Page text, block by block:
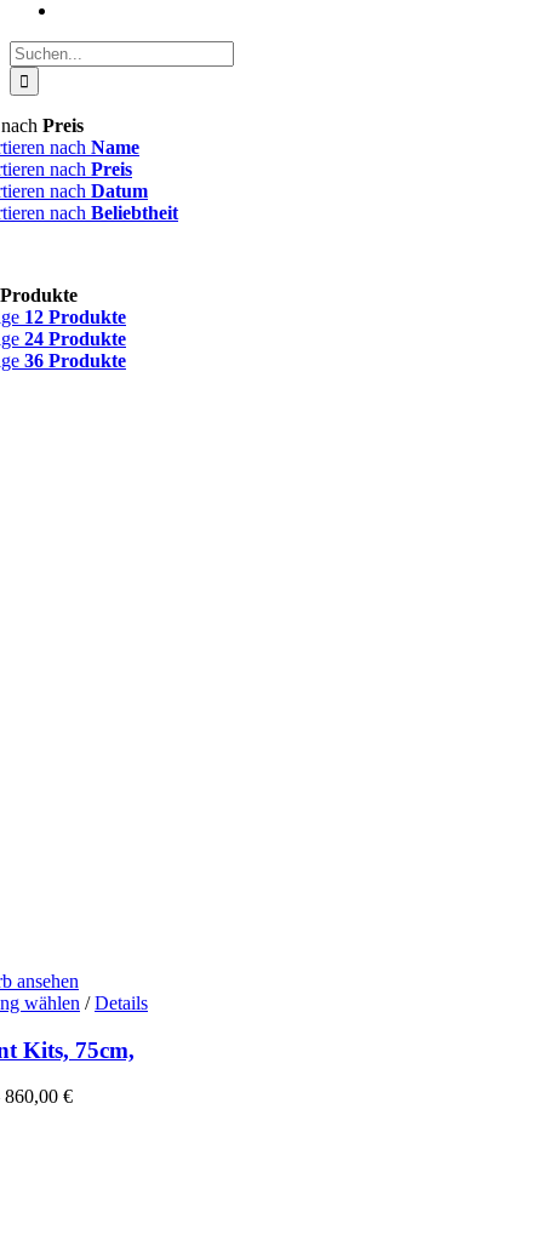
Suche
nach:
Preis
nach Name
nach Preis
nach Datum
nach Beliebtheit
12 Produkte
24 Produkte
36 Produkte
ansehen
wählen Dieses
weist
mehrere
/ Details
Kits, 75cm,
860,00 €